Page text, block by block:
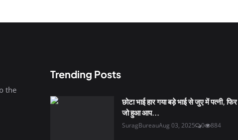
the
Trending Posts
छोटा भाई हार गया बड़े भाई से जुए में पत्नी, फिर
जो हुआ आप...
SuragBureauAug 03, 2025 0 884